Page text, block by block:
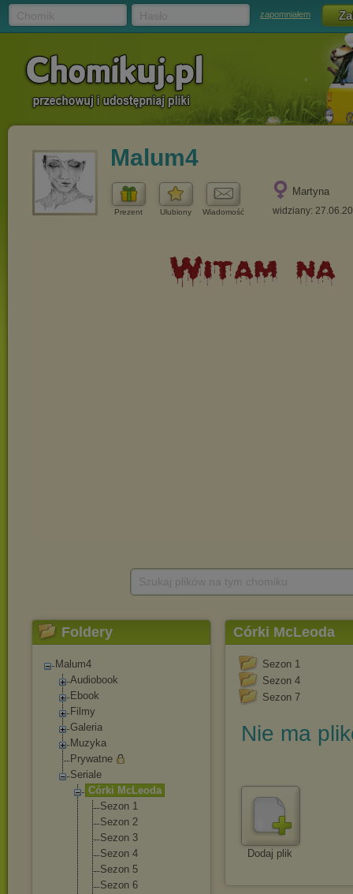
zapomniałem
Malum4
Prezent Ulubiony Wiadomość
Martyna
widziany:
Foldery
Malum4
Audiobook
Ebook
Filmy
Galeria
Muzyka
Prywatne
Seriale
Córki McLeoda
Sezon 1
Sezon 2
Sezon 3
Sezon 4
Sezon 5
Sezon 6
Córki McLeoda
Sezon 1
Sezon 4
Sezon 7
Nie ma
Dodaj plik